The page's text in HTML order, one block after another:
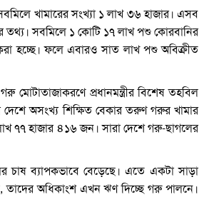
খামারের সংখ্যা ১ লাখ ৩৬ হাজার। এসব
তথ্য। সবমিলে ১ কোটি ১৭ লাখ পশু কোরবানির
হচ্ছে। ফলে এবারও সাত লাখ পশু অবিক্রীত
প্রধানমন্ত্রীর বিশেষ তহবিল
অসংখ্য শিক্ষিত বেকার তরুণ গরুর খামার
৭৭ হাজার ৪১৬ জন। সারা দেশে গরু-ছাগলের
চাষ ব্যাপকভাবে বেড়েছে। এতে একটা সাড়া
তাদের অধিকাংশ এখন ঋণ দিচ্ছে গরু পালনে।